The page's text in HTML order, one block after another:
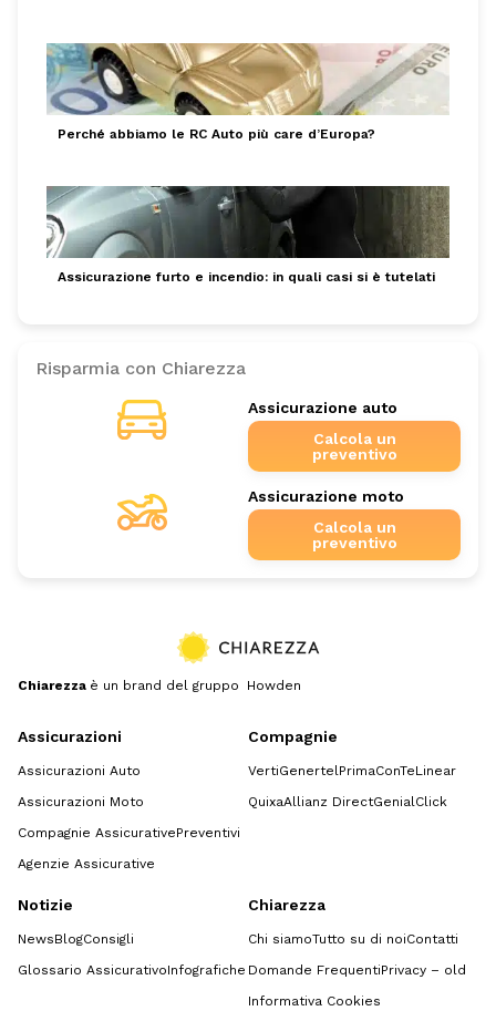
Perché abbiamo le RC Auto più care d’Europa?
Assicurazione furto e incendio: in quali casi si è tutelati
Risparmia con Chiarezza
Assicurazione auto
Calcola un
preventivo
Assicurazione moto
Calcola un
preventivo
Chiarezza è un brand del gruppo Howden
Assicurazioni
Assicurazioni Auto
Assicurazioni Moto
Compagnie AssicurativePreventivi
Agenzie Assicurative
Compagnie
VertiGenertelPrimaConTeLinear
QuixaAllianz DirectGenialClick
Notizie
NewsBlogConsigli
Glossario AssicurativoInfografiche
Chiarezza
Chi siamoTutto su di noiContatti
Domande FrequentiPrivacy – old
Informativa Cookies